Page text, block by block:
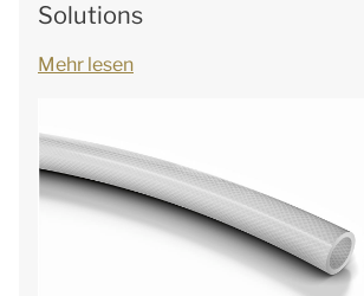
Solutions
Mehr lesen